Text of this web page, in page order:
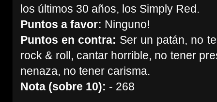
los últimos 30 años, los Simply Red.
Puntos a favor: Ninguno!
Puntos en contra: Ser un patán, no
rock & roll, cantar horrible, no tener
nenaza, no tener carisma.
Nota (sobre 10): - 268